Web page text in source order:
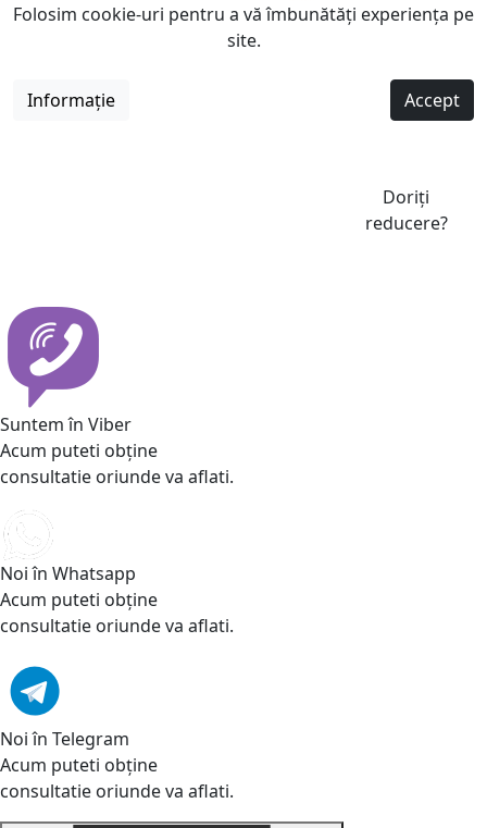
Folosim cookie-uri pentru a vă îmbunătăți experiența pe
site.
Informație Accept
Doriți
reducere?
Suntem în Viber
Acum puteti obține
consultatie oriunde va aflati.
Noi în Whatsapp
Acum puteti obține
consultatie oriunde va aflati.
Noi în Telegram
Acum puteti obține
consultatie oriunde va aflati.